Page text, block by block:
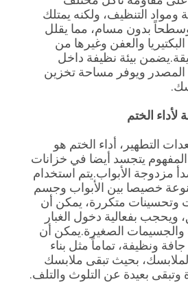
ومواد التنظيف، ولكنه يمتلك
بدون مسام، مما يقلل
والعفن وغيرها من
بيئة نظيفة داخل
المصدر ويوفر مساحة تخزين
الختم
التطهير، أداء الختم هو
يتجسد أيضا في خزانات
مزدوجة الأبواب.يتم استخدام
خصيصا بين الأبواب وجسم
وتحسينات متكررة، يمكن أن
بفعالية دخول الغبار
والجسيمات الصغيرة.يمكن أن
ونظيفة، تماماً مثل بناء
بحيث تبقى ملابسك
وتبقى بعيدة عن التلوث والتلف.